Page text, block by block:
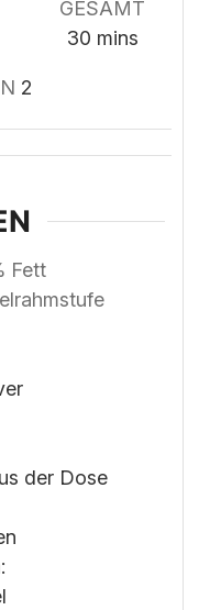
GESAMT
30minutes
mins
2
Fett
der Dose